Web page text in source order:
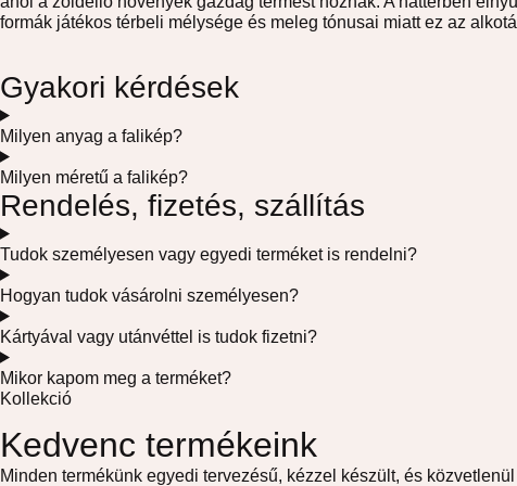
formák játékos térbeli mélysége és meleg tónusai miatt ez az
Gyakori kérdések
Milyen anyag a falikép?
Milyen méretű a falikép?
Rendelés, fizetés, szállítás
Tudok személyesen vagy egyedi terméket is rendelni?
Hogyan tudok vásárolni személyesen?
Kártyával vagy utánvéttel is tudok fizetni?
Mikor kapom meg a terméket?
Kollekció
Kedvenc termékeink
Minden termékünk egyedi tervezésű, kézzel készült, és